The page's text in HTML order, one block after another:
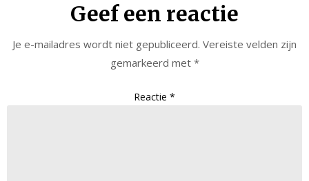
Geef een reactie
Je e-mailadres wordt niet gepubliceerd. Vereiste velden zijn
gemarkeerd met *
Reactie *